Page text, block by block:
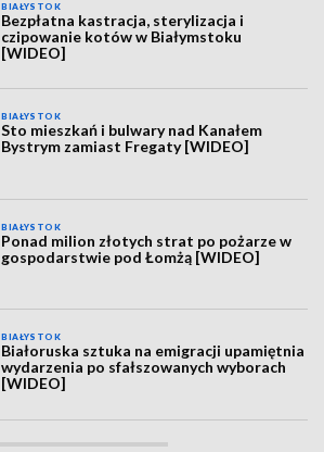
BIAŁYSTOK
Bezpłatna kastracja, sterylizacja i
czipowanie kotów w Białymstoku
[WIDEO]
BIAŁYSTOK
Sto mieszkań i bulwary nad Kanałem
Bystrym zamiast Fregaty [WIDEO]
BIAŁYSTOK
Ponad milion złotych strat po pożarze w
gospodarstwie pod Łomżą [WIDEO]
BIAŁYSTOK
Białoruska sztuka na emigracji upamiętnia
wydarzenia po sfałszowanych wyborach
[WIDEO]